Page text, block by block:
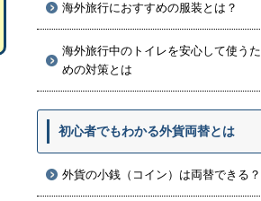
海外旅行におすすめの服装とは？
海外旅行中のトイレを安心して使うた
めの対策とは
初心者でもわかる外貨両替とは
外貨の小銭（コイン）は両替できる？